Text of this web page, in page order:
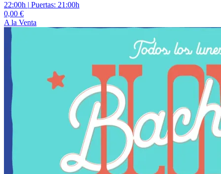
22:00h | Puertas: 21:00h
0,00 €
A la Venta